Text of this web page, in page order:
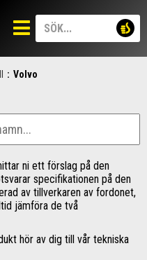
: Volvo
ni ett förslag på den
specifikationen på den
av tillverkaren av fordonet,
jämföra de två
hör av dig till vår tekniska